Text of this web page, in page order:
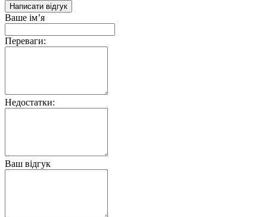
Написати відгук
Ваше ім’я
Переваги:
Недостатки:
Ваш відгук